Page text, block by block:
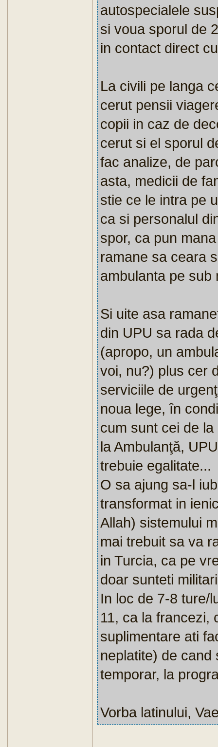
autospecialele
si voua sporul de
in contact direct
La civili pe langa
cerut pensii
copii in caz de
cerut si el sporul
fac analize, de
asta, medicii de
stie ce le intra pe
ca si personalul
spor, ca pun
ramane sa ceara
ambulanta pe sub
Si uite asa
din UPU sa rada
(apropo, un
voi, nu?) plus cer
serviciile de
noua lege, în
cum sunt cei de
la Ambulanţă,
trebuie egalitate...
O sa ajung sa-l
transformat in
Allah) sistemului
mai trebuit sa va
in Turcia, ca pe
doar sunteti
In loc de 7-8 ture/
11, ca la francezi,
suplimentare ati
neplatite) de
temporar, la
Vorba latinului,